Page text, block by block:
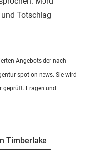
Totschlag
Angebots der nach
spot on news. Sie wird
geprüft. Fragen und
Timberlake